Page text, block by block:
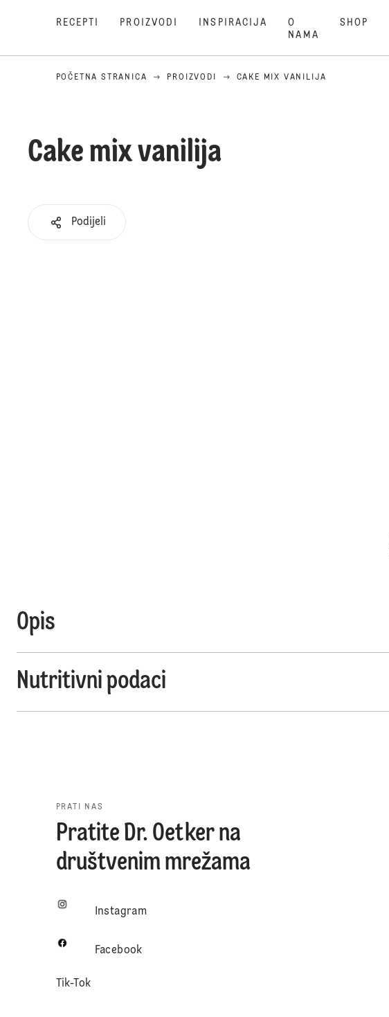
RECEPTI PROIZVODI INSPIRACIJA
O
NAMA
SHOP
POČETNA STRANICA PROIZVODI CAKE MIX VANILIJA
Cake mix vanilija
Podijeli
Opis
Nutritivni podaci
PRATI NAS
Pratite Dr. Oetker na
društvenim mrežama
Instagram
Facebook
Tik-Tok